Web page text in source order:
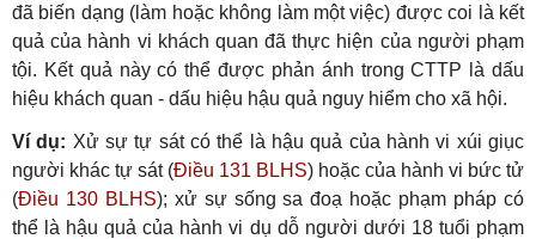
đã biến dạng (làm hoặc không làm một việc) được coi là kết
quả của hành vi khách quan đã thực hiện của người phạm
tội. Kết quả này có thể được phản ánh trong CTTP là dấu
hiệu khách quan - dấu hiệu hậu quả nguy hiểm cho xã hội.
Ví dụ: Xử sự tự sát có thể là hậu quả của hành vi xúi giục
người khác tự sát (Điều 131 BLHS) hoặc của hành vi bức tử
(Điều 130 BLHS); xử sự sống sa đoạ hoặc phạm pháp có
thể là hậu quả của hành vi dụ dỗ người dưới 18 tuổi phạm